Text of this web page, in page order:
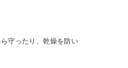
守ったり、乾燥を防い